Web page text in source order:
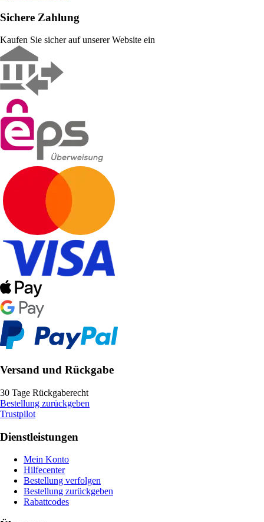
Sichere Zahlung
Kaufen Sie sicher auf unserer Website ein
Versand und Rückgabe
30 Tage Rückgaberecht
Bestellung zurückgeben
Trustpilot
Dienstleistungen
Mein Konto
Hilfecenter
Bestellung verfolgen
Bestellung zurückgeben
Rabattcodes